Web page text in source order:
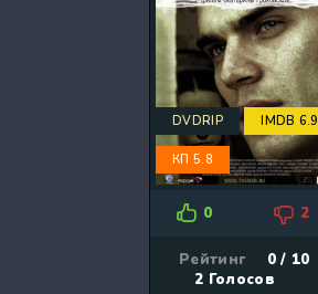
DVDRIP IMDB 6.9
КП 5.8
0 2
Рейтинг
0 / 10
2 Голосов